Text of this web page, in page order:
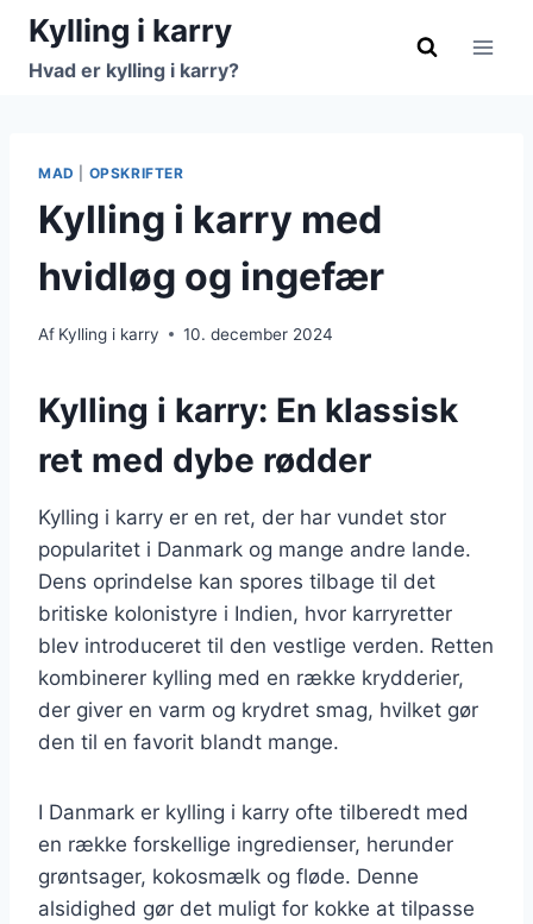
Fortsæt
indhold
Kylling i karry
Hvad er kylling i karry?
MAD OPSKRIFTER
Kylling i karry med
hvidløg og ingefær
Af Kylling i karry 10. december 2024
Kylling i karry: En klassisk
ret med dybe rødder
Kylling i karry er en ret, der har vundet stor
popularitet i Danmark og mange andre lande.
Dens oprindelse kan spores tilbage til det
britiske kolonistyre i Indien, hvor karryretter
blev introduceret til den vestlige verden. Retten
kombinerer kylling med en række krydderier,
der giver en varm og krydret smag, hvilket gør
den til en favorit blandt mange.
I Danmark er kylling i karry ofte tilberedt med
en række forskellige ingredienser, herunder
grøntsager, kokosmælk og fløde. Denne
alsidighed gør det muligt for kokke at tilpasse